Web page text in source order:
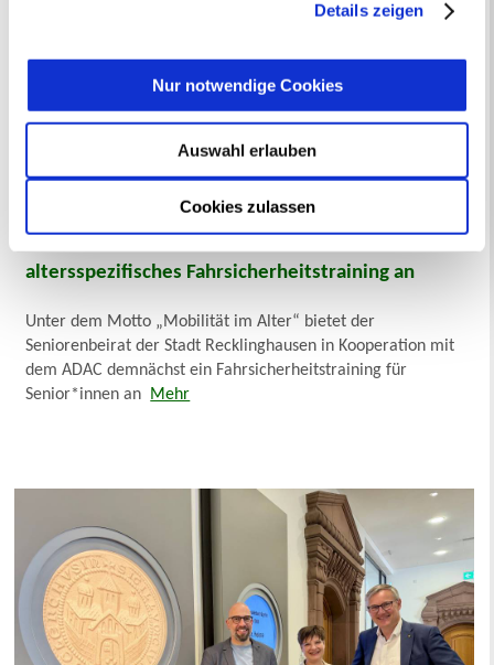
Details zeigen
Cookies zulassen
Auswahl erlauben
Nur notwendige Cookies
altersspezifisches Fahrsicherheitstraining an
Unter dem Motto „Mobilität im Alter“ bietet der
Seniorenbeirat der Stadt Recklinghausen in Kooperation mit
dem ADAC demnächst ein Fahrsicherheitstraining für
Senior*innen an Mehr